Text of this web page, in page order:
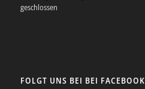
geschlossen
FOLGT UNS BEI BEI FACEBOOK